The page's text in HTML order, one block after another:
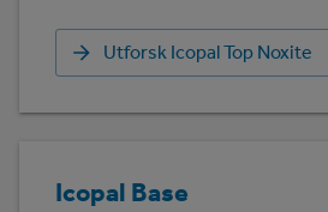
Utforsk Icopal Top Noxite
Icopal Base